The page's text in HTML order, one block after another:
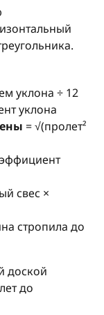
уклона ÷ 12
уклона
= √(пролет²
свес ×
стропила до
доской
до